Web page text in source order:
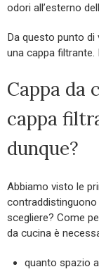
odori all’esterno
Da questo punto
una cappa
Cappa da
cappa
dunque?
Abbiamo visto le
contraddistinguono
scegliere? Come
da cucina è
quanto spazio